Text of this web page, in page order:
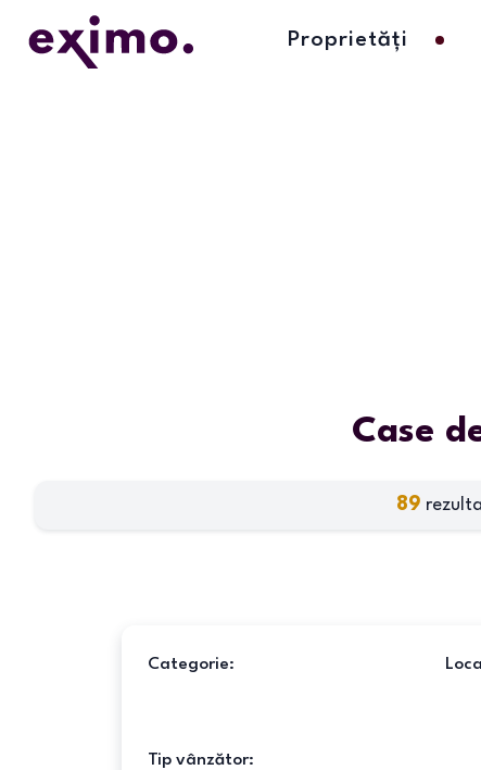
Proprietăți
Case
89
Categorie:
Tip vânzător: